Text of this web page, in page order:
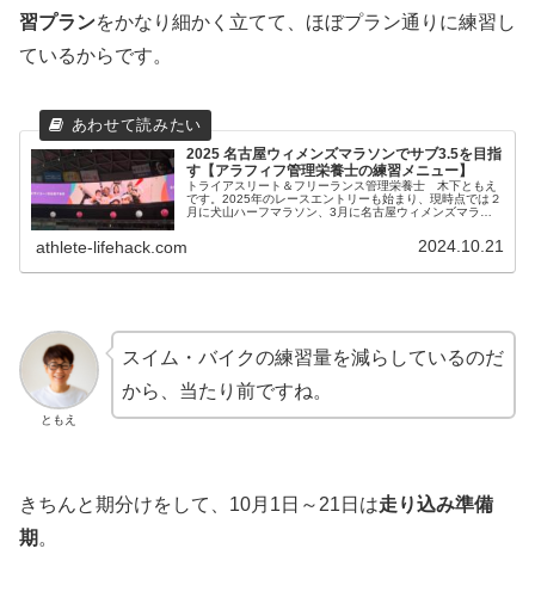
習プランをかなり細かく立てて、ほぼプラン通りに練習し
ているからです。
2025 名古屋ウィメンズマラソンでサブ3.5を目指
す【アラフィフ管理栄養士の練習メニュー】
トライアスリート＆フリーランス管理栄養士 木下ともえ
です。2025年のレースエントリーも始まり、現時点では２
月に犬山ハーフマラソン、3月に名古屋ウィメンズマラソ
athlete-lifehack.com 2024.10.21
ともえ
スイム・バイクの練習量を減らしているのだ
から、当たり前ですね。
きちんと期分けをして、10月1日～21日は走り込み準備
期 。